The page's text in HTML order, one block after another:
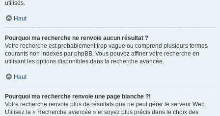
utilisés.
Haut
Pourquoi ma recherche ne renvoie aucun résultat ?
Votre recherche est probablement trop vague ou comprend plusieurs termes
courants non indexés par phpBB. Vous pouvez affiner votre recherche en
utilisant les options disponibles dans la recherche avancée.
Haut
Pourquoi ma recherche renvoie une page blanche ?!
Votre recherche renvoie plus de résultats que ne peut gérer le serveur Web.
Utilisez la « Recherche avancée » et soyez plus précis dans le choix des